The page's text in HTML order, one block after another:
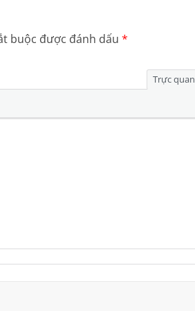
buộc được đánh dấu *
Trực quan